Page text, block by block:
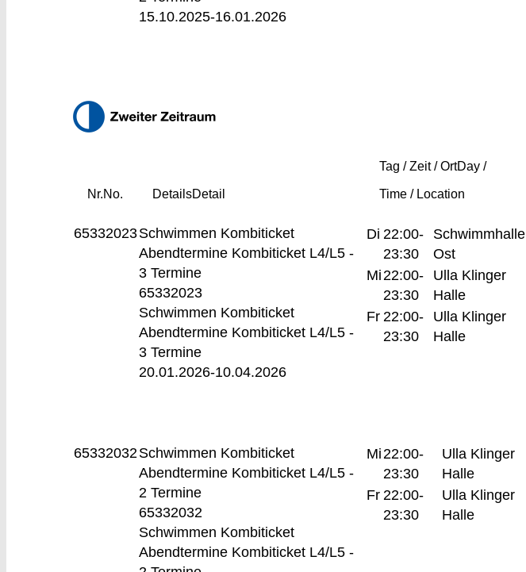
15.10.2025-16.01.2026
Nr.No. DetailsDetail
Tag / Zeit / OrtDay /
Time / Location
65332023Schwimmen Kombiticket
Abendtermine Kombiticket L4/L5 -
3 Termine
65332023
Schwimmen Kombiticket
Abendtermine Kombiticket L4/L5 -
3 Termine
20.01.2026-10.04.2026
Di 22:00-
23:30
Schwimmhalle
Ost
Mi22:00-
23:30
Ulla Klinger
Halle
Fr 22:00-
23:30
Ulla Klinger
Halle
65332032Schwimmen Kombiticket
Abendtermine Kombiticket L4/L5 -
2 Termine
65332032
Schwimmen Kombiticket
Abendtermine Kombiticket L4/L5 -
Mi22:00-
23:30
Ulla Klinger
Halle
Fr 22:00-
23:30
Ulla Klinger
Halle